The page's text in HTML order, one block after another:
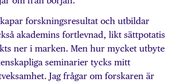
forskningsresultat och utbildar
akademins fortlevnad, likt sättpotatis
ner i marken. Men hur mycket utbyte
seminarier tycks mitt
Jag frågar om forskaren är